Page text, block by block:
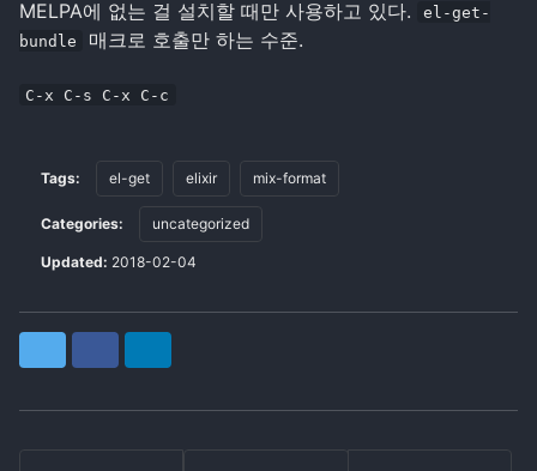
MELPA에 없는 걸 설치할 때만 사용하고 있다.
el-get-
bundle
매크로 호출만 하는 수준.
C-x C-s C-x C-c
Tags: el-get elixir mix-format
Categories: uncategorized
Updated: 2018-02-04